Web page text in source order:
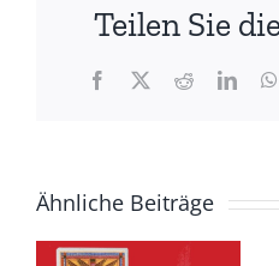
Teilen Sie
Facebook
X Reddit
Ähnliche Beiträge